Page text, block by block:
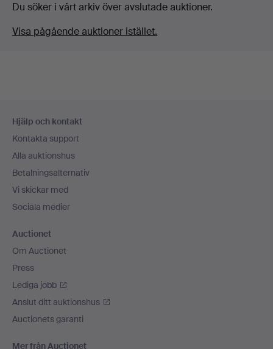
Du söker i vårt arkiv över avslutade auktioner.
Visa pågående auktioner istället.
Hjälp och kontakt
Kontakta support
Alla auktionshus
Betalningsalternativ
Vi skickar med
Sociala medier
Auctionet
Om Auctionet
Press
Lediga jobb
Anslut ditt auktionshus
Auctionets garanti
Mer från Auctionet